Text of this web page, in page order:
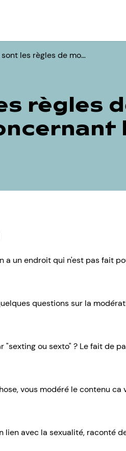
les règles de mo…
règles
un endroit qui n'est pas fait
questions sur la
ou sexto" ? Le fait de
vous modéré le contenu
avec la sexualité, raconté